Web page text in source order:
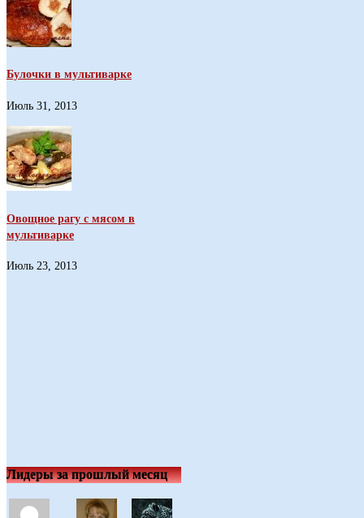
Булочки в мультиварке
Июль 31, 2013
Овощное рагу с мясом в
мультиварке
Июль 23, 2013
Лидеры за прошлый месяц